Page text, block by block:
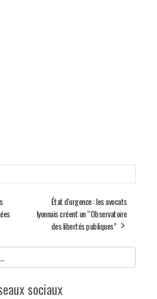
État d'urgence : les avocats
lyonnais créent un “Observatoire
des libertés publiques”
sociaux